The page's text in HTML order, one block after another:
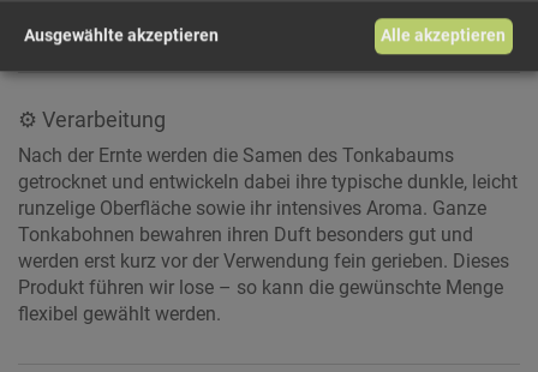
Birnen, Aprikosen und cremigen Süßspeisen.
⚙️ Verarbeitung
Nach der Ernte werden die Samen des Tonkabaums
getrocknet und entwickeln dabei ihre typische dunkle, leicht
runzelige Oberfläche sowie ihr intensives Aroma. Ganze
Tonkabohnen bewahren ihren Duft besonders gut und
werden erst kurz vor der Verwendung fein gerieben. Dieses
Produkt führen wir lose – so kann die gewünschte Menge
flexibel gewählt werden.
Ausgewählte akzeptieren Alle akzeptieren